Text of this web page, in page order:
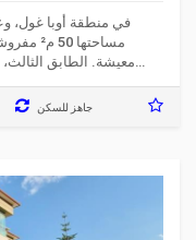
معيشة. الطابق
جاهز للسكن